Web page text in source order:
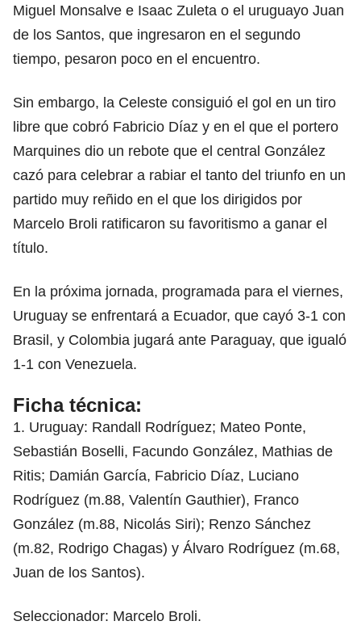
Miguel Monsalve e Isaac Zuleta o el uruguayo Juan
de los Santos, que ingresaron en el segundo
tiempo, pesaron poco en el encuentro.
Sin embargo, la Celeste consiguió el gol en un tiro
libre que cobró Fabricio Díaz y en el que el portero
Marquines dio un rebote que el central González
cazó para celebrar a rabiar el tanto del triunfo en un
partido muy reñido en el que los dirigidos por
Marcelo Broli ratificaron su favoritismo a ganar el
título.
En la próxima jornada, programada para el viernes,
Uruguay se enfrentará a Ecuador, que cayó 3-1 con
Brasil, y Colombia jugará ante Paraguay, que igualó
1-1 con Venezuela.
Ficha técnica:
1. Uruguay: Randall Rodríguez; Mateo Ponte,
Sebastián Boselli, Facundo González, Mathias de
Ritis; Damián García, Fabricio Díaz, Luciano
Rodríguez (m.88, Valentín Gauthier), Franco
González (m.88, Nicolás Siri); Renzo Sánchez
(m.82, Rodrigo Chagas) y Álvaro Rodríguez (m.68,
Juan de los Santos).
Seleccionador: Marcelo Broli.